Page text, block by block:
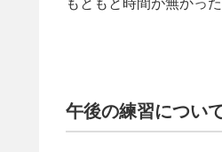
もともと時間が無かっ
午後の練習につい